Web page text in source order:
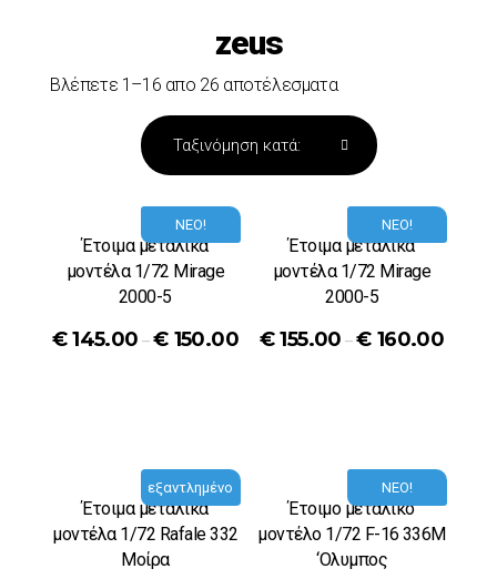
zeus
Βλέπετε 1–16 απο 26 αποτέλεσματα
ΝΕΟ!
Έτοιμα μεταλικά
μοντέλα 1/72 Mirage
2000-5
€ 145.00 –€ 150.00
ΝΕΟ!
Έτοιμα μεταλικά
μοντέλα 1/72 Mirage
2000-5
€ 155.00 –€ 160.00
εξαντλημένο
Έτοιμα μεταλικά
μοντέλα 1/72 Rafale 332
Μοίρα
ΝΕΟ!
Έτοιμο μεταλικό
μοντέλο 1/72 F-16 336M
‘Ολυμπος